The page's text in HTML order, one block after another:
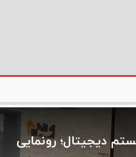
دیجیتال؛ رونمایی